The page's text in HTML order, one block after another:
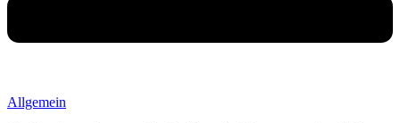
Allgemein